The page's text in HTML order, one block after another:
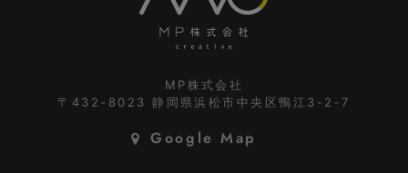
MP株式会社
〒432-8023静岡県浜松市中央区鴨江3-2-7
Google Map